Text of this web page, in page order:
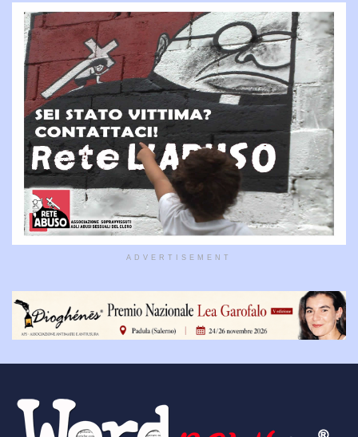
ADVERTISEMENT